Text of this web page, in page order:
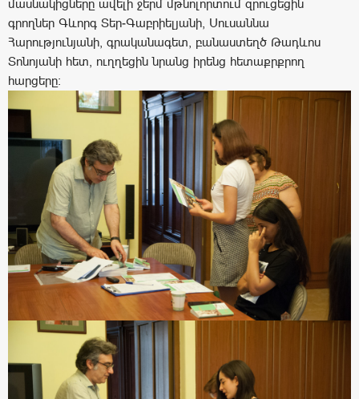
մասնակիցները ավելի ջերմ մթնոլորտում զրուցեցին
գրողներ Գևորգ Տեր-Գաբրիելյանի, Սուսաննա
Հարությունյանի, գրականագետ, բանաստեղծ Թադևոս
Տոնոյանի հետ, ուղղեցին նրանց իրենց հետաքրքրող
հարցերը: